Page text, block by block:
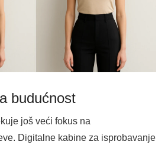
budućnost
još veći fokus na
Digitalne kabine za isprobavanje